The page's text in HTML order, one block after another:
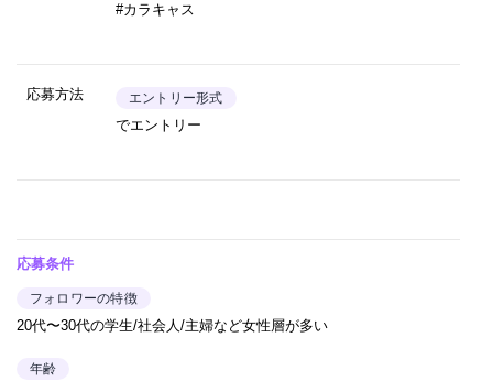
#カラキャス
応募方法 エントリー形式
でエントリー
応募条件
フォロワーの特徴
20代〜30代の学生/社会人/主婦など女性層が多い
年齢